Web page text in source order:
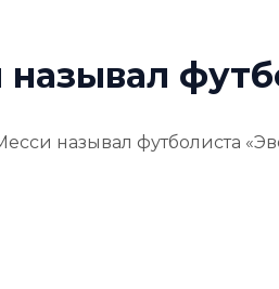
называл футболиста